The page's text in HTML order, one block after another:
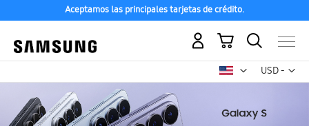
Aceptamos las principales tarjetas de crédito.
USD -
dólar
Mi carrito